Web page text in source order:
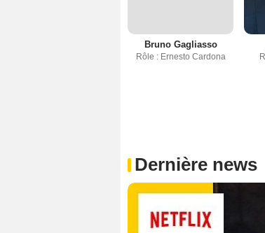
Bruno Gagliasso
Rôle : Ernesto Cardona
Dernière news